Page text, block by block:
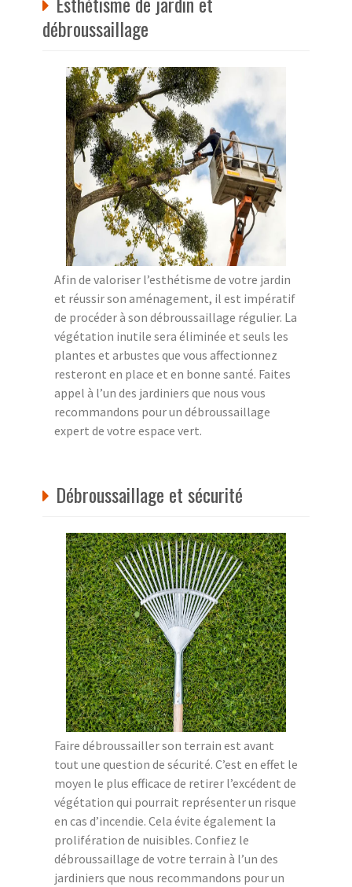
débroussaillage
Afin de valoriser l’esthétisme de votre jardin
et réussir son aménagement, il est impératif
de procéder à son débroussaillage régulier. La
végétation inutile sera éliminée et seuls les
plantes et arbustes que vous affectionnez
resteront en place et en bonne santé. Faites
appel à l’un des jardiniers que nous vous
recommandons pour un débroussaillage
expert de votre espace vert.
Débroussaillage et sécurité
Faire débroussailler son terrain est avant
tout une question de sécurité. C’est en effet le
moyen le plus efficace de retirer l’excédent de
végétation qui pourrait représenter un risque
en cas d’incendie. Cela évite également la
prolifération de nuisibles. Confiez le
débroussaillage de votre terrain à l’un des
jardiniers que nous recommandons pour un